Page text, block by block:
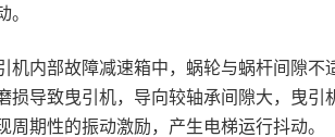
。
机内部故障减速箱中，蜗轮与蜗杆间隙
损导致曳引机，导向较轴承间隙大，曳
周期性的振动激励，产生电梯运行抖动。